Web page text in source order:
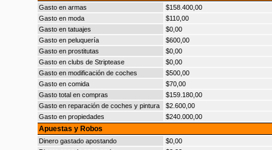
Gasto en armas
$158.400,00
Gasto en moda
$110,00
Gasto en tatuajes
$0,00
Gasto en peluquería
$600,00
Gasto en prostitutas
$0,00
Gasto en clubs de Striptease
$0,00
Gasto en modificación de coches
$500,00
Gasto en comida
$70,00
Gasto total en compras
$159.180,00
Gasto en reparación de coches y pintura
$2.600,00
Gasto en propiedades
$240.000,00
Apuestas y Robos
Dinero gastado apostando
$0,00